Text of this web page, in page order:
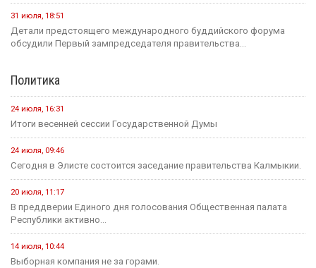
31 июля, 18:51
Детали предстоящего международного буддийского форума
обсудили Первый зампредседателя правительства...
Политика
24 июля, 16:31
Итоги весенней сессии Государственной Думы
24 июля, 09:46
Сегодня в Элисте состоится заседание правительства Калмыкии.
20 июля, 11:17
В преддверии Единого дня голосования Общественная палата
Республики активно...
14 июля, 10:44
Выборная компания не за горами.